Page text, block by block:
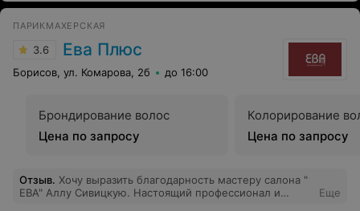
ПАРИКМАХЕРСКАЯ
3.6 Ева Плюс
Борисов, ул. Комарова, 2б до 16:00
Брондирование волос
Цена по запросу
Колорирование
Цена по запросу
Отзыв. Хочу выразить благодарность мастеру салона "
ЕВА" Аллу Сивицкую. Настоящий профессионал и
Еще